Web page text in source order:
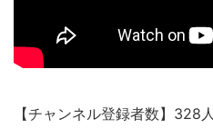
【チャンネル登録者数】328人